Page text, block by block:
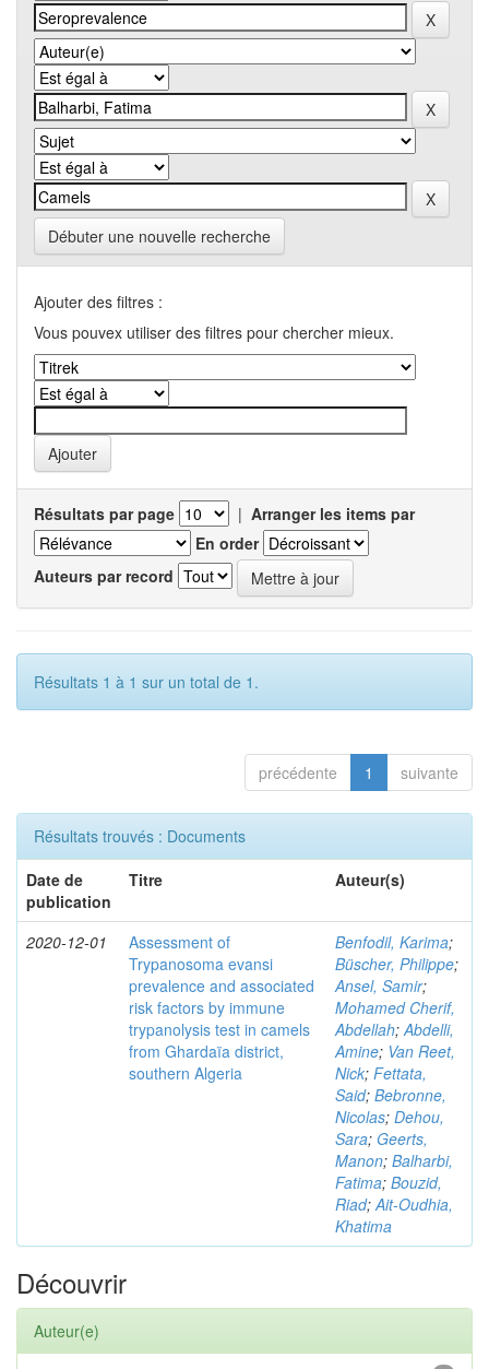
Débuter une nouvelle recherche
Ajouter des filtres :
Vous pouvex utiliser des filtres pour chercher mieux.
Résultats par page | Arranger les items par
En order
Auteurs par record
Résultats 1 à 1 sur un total de 1.
précédente 1 suivante
Résultats trouvés : Documents
Date de
publication
Titre Auteur(s)
2020-12-01
Assessment of
Trypanosoma evansi
prevalence and associated
risk factors by immune
trypanolysis test in camels
from Ghardaïa district,
southern Algeria
Benfodil, Karima;
Büscher, Philippe;
Ansel, Samir;
Mohamed Cherif,
Abdellah;Abdelli,
Amine; Van Reet,
Nick; Fettata,
Said; Bebronne,
Nicolas; Dehou,
Sara; Geerts,
Manon; Balharbi,
Fatima; Bouzid,
Riad;Ait-Oudhia,
Khatima
Découvrir
Auteur(e)